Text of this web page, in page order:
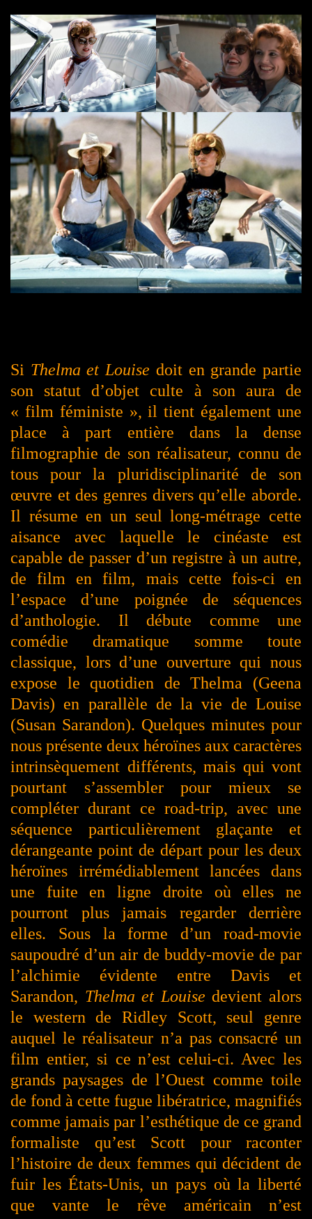
Si Thelma et Louise doit en grande partie
son statut d’objet culte à son aura de
« film féministe », il tient également une
place à part entière dans la dense
filmographie de son réalisateur, connu de
tous pour la pluridisciplinarité de son
œuvre et des genres divers qu’elle aborde.
Il résume en un seul long-métrage cette
aisance avec laquelle le cinéaste est
capable de passer d’un registre à un autre,
de film en film, mais cette fois-ci en
l’espace d’une poignée de séquences
d’anthologie. Il débute comme une
comédie dramatique somme toute
classique, lors d’une ouverture qui nous
expose le quotidien de Thelma (Geena
Davis) en parallèle de la vie de Louise
(Susan Sarandon). Quelques minutes pour
nous présente deux héroïnes aux caractères
intrinsèquement différents, mais qui vont
pourtant s’assembler pour mieux se
compléter durant ce road-trip, avec une
séquence particulièrement glaçante et
dérangeante point de départ pour les deux
héroïnes irrémédiablement lancées dans
une fuite en ligne droite où elles ne
pourront plus jamais regarder derrière
elles. Sous la forme d’un road-movie
saupoudré d’un air de buddy-movie de par
l’alchimie évidente entre Davis et
Sarandon, Thelma et Louise devient alors
le western de Ridley Scott, seul genre
auquel le réalisateur n’a pas consacré un
film entier, si ce n’est celui-ci. Avec les
grands paysages de l’Ouest comme toile
de fond à cette fugue libératrice, magnifiés
comme jamais par l’esthétique de ce grand
formaliste qu’est Scott pour raconter
l’histoire de deux femmes qui décident de
fuir les États-Unis, un pays où la liberté
que vante le rêve américain n’est